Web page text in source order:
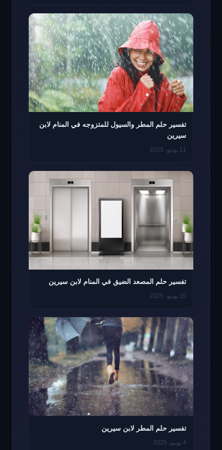
تفسير حلم المطر والسيول للمتزوجه في المنام لابن
سيرين
11 يونيو، 2025
تفسير حلم المصعد الضيق في المنام لابن سيرين
10 يونيو، 2025
تفسير حلم المطر لابن سيرين
4 يونيو، 2025